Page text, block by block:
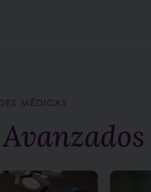
MÉDICAS